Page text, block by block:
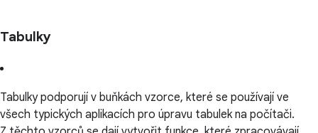
Tabulky
Tabulky podporují v buňkách vzorce, které se používají ve
všech typických aplikacích pro úpravu tabulek na počítači.